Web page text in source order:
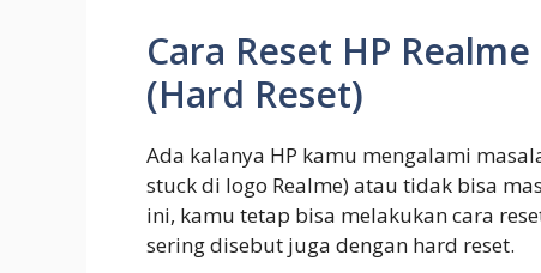
Cara Reset HP
(Hard Reset)
Ada kalanya HP kamu mengalami
stuck di logo Realme) atau tidak bisa
ini, kamu tetap bisa melakukan cara
sering disebut juga dengan hard reset.